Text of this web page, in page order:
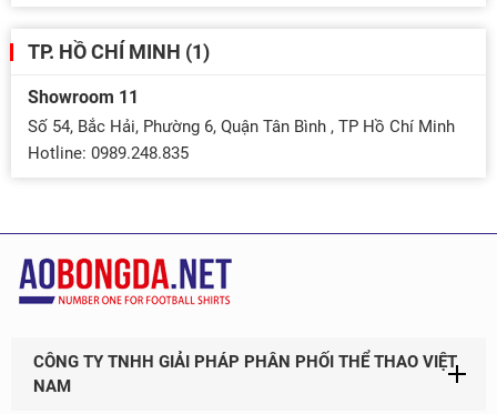
TP. HỒ CHÍ MINH (1)
Showroom 11
Số 54, Bắc Hải, Phường 6, Quận Tân Bình , TP Hồ Chí Minh
Hotline: 0989.248.835
CÔNG TY TNHH GIẢI PHÁP PHÂN PHỐI THỂ THAO VIỆT
NAM